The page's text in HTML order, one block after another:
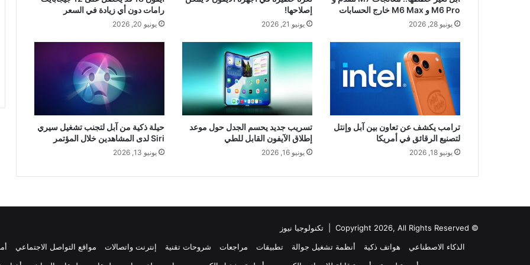
M6 Pro و M6 Max خارج الحسابات
يونيو 28, 2026
إصلاحها!
يونيو 21, 2026
رامات دون أي زيادة في السعر
يونيو 20, 2026
ترامب يكشف عن تعاون بين آبل وإنتل
لتصنيع الرقائق في أمريكا
يونيو 18, 2026
تسريب جديد يحسم الجدل حول موعد
إطلاق الآيفون القابل للطي
يونيو 16, 2026
حيلة ذكية من آبل لتجنب تشغيل سيري
Siri لدى المشاهدين خلال المؤتمر
يونيو 13, 2026
© Copyright 2026, All Rights Reserved |
تكنولوجيا نيوز
الذكاء الاصطناعي
هواتف ذكية أنظمة تشغيل جوالة تطبيقات مراجعات شروحات تقنية إنترنت واتصالات مواقع التواصل الاجتماعي